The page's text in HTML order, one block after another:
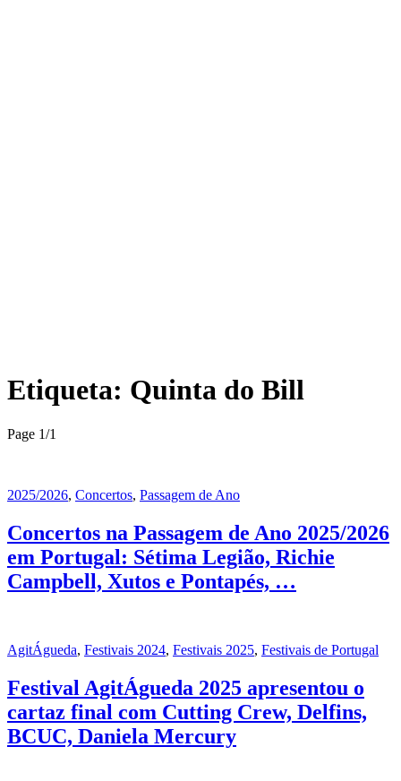
Etiqueta: Quinta do Bill
Page 1/1
2025/2026, Concertos, Passagem de Ano
Concertos na Passagem de Ano 2025/2026
em Portugal: Sétima Legião, Richie
Campbell, Xutos e Pontapés, …
AgitÁgueda, Festivais 2024, Festivais 2025, Festivais de Portugal
Festival AgitÁgueda 2025 apresentou o
cartaz final com Cutting Crew, Delfins,
BCUC, Daniela Mercury